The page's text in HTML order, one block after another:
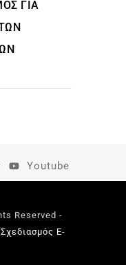
ΓΙΑ
Youtube
Reserved -
Σχεδιασμός E-